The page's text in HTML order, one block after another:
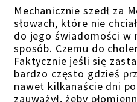
Mechanicznie szedł za
słowach, które nie
do jego świadomości w
sposób. Czemu do
Faktycznie jeśli się
bardzo często gdzieś
nawet kilkanaście dni
zauważył, żeby